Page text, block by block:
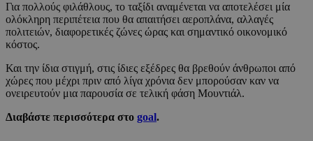
Για πολλούς φιλάθλους, το ταξίδι αναμένεται να αποτελέσει μία
ολόκληρη περιπέτεια που θα απαιτήσει αεροπλάνα, αλλαγές
πολιτειών, διαφορετικές ζώνες ώρας και σημαντικό οικονομικό
κόστος.
Και την ίδια στιγμή, στις ίδιες εξέδρες θα βρεθούν άνθρωποι από
χώρες που μέχρι πριν από λίγα χρόνια δεν μπορούσαν καν να
ονειρευτούν μια παρουσία σε τελική φάση Μουντιάλ.
Διαβάστε περισσότερα στο goal.